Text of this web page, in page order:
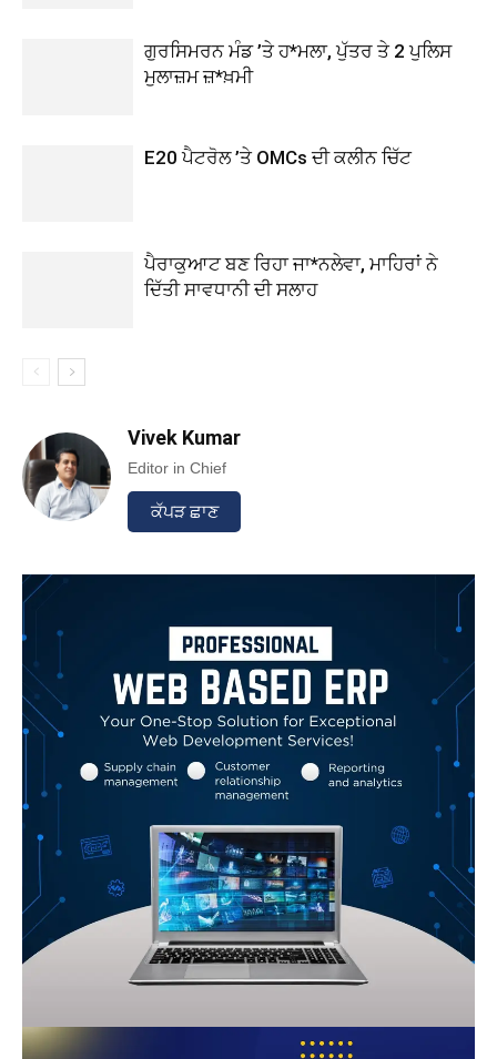
ਗੁਰਸਿਮਰਨ ਮੰਡ ’ਤੇ ਹ*ਮਲਾ, ਪੁੱਤਰ ਤੇ 2 ਪੁਲਿਸ
ਮੁਲਾਜ਼ਮ ਜ਼*ਖ਼ਮੀ
E20 ਪੈਟਰੋਲ ’ਤੇ OMCs ਦੀ ਕਲੀਨ ਚਿੱਟ
ਪੈਰਾਕੁਆਟ ਬਣ ਰਿਹਾ ਜਾ*ਨਲੇਵਾ, ਮਾਹਿਰਾਂ ਨੇ
ਦਿੱਤੀ ਸਾਵਧਾਨੀ ਦੀ ਸਲਾਹ
Vivek Kumar
Editor in Chief
ਕੱਪੜ ਛਾਣ